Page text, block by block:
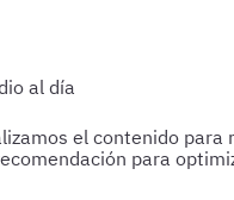
al día
el contenido
para